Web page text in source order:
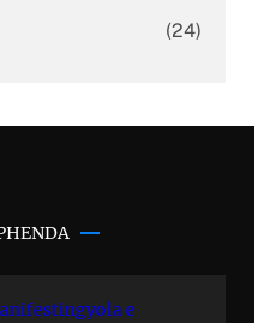
(24)
e